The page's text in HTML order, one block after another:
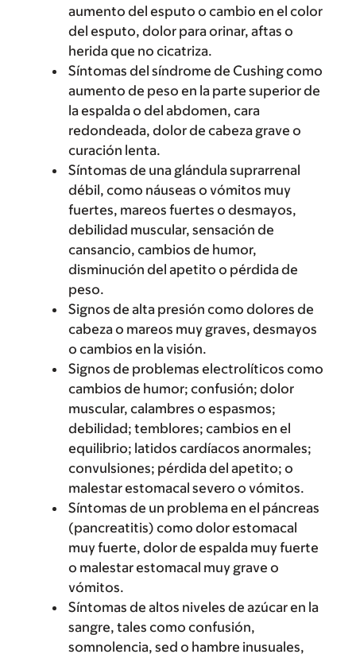
aumento del esputo o cambio en el color
del esputo, dolor para orinar, aftas o
herida que no cicatriza.
Síntomas del síndrome de Cushing como
aumento de peso en la parte superior de
la espalda o del abdomen, cara
redondeada, dolor de cabeza grave o
curación lenta.
Síntomas de una glándula suprarrenal
débil, como náuseas o vómitos muy
fuertes, mareos fuertes o desmayos,
debilidad muscular, sensación de
cansancio, cambios de humor,
disminución del apetito o pérdida de
peso.
Signos de alta presión como dolores de
cabeza o mareos muy graves, desmayos
o cambios en la visión.
Signos de problemas electrolíticos como
cambios de humor; confusión; dolor
muscular, calambres o espasmos;
debilidad; temblores; cambios en el
equilibrio; latidos cardíacos anormales;
convulsiones; pérdida del apetito; o
malestar estomacal severo o vómitos.
Síntomas de un problema en el páncreas
(pancreatitis) como dolor estomacal
muy fuerte, dolor de espalda muy fuerte
o malestar estomacal muy grave o
vómitos.
Síntomas de altos niveles de azúcar en la
sangre, tales como confusión,
somnolencia, sed o hambre inusuales,